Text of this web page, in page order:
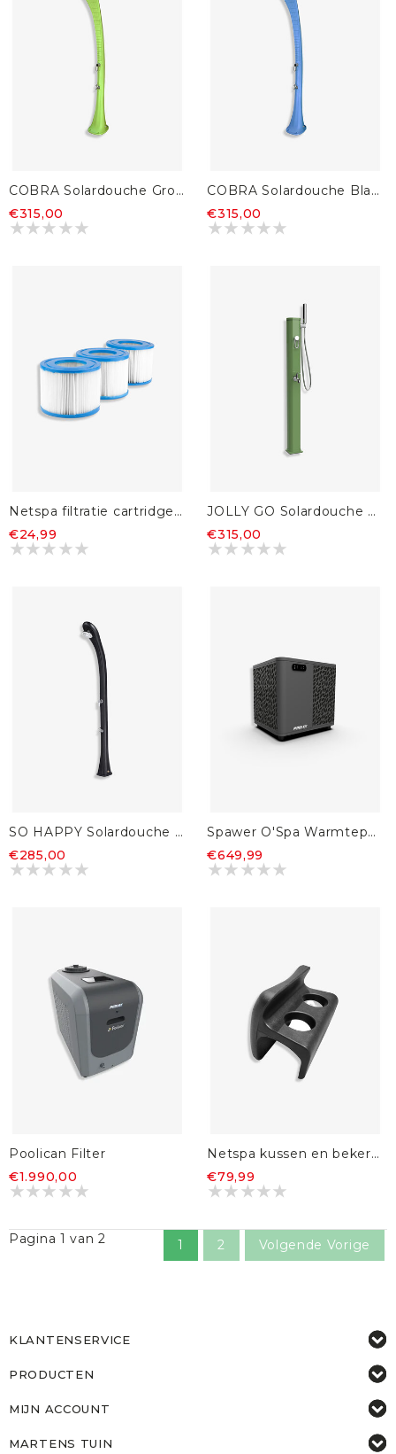
COBRA Solardouche Groen
€315,00
COBRA Solardouche Blauw
€315,00
Netspa filtratie cartridge - 3 stuks
€24,99
JOLLY GO Solardouche Reseda Groen
€315,00
SO HAPPY Solardouche Antraciet
€285,00
Spawer O'Spa Warmtepomp 3KW
€649,99
Poolican Filter
€1.990,00
Netspa kussen en bekerhouder
€79,99
Pagina 1 van 2 1 2 Volgende Vorige
KLANTENSERVICE
PRODUCTEN
MIJN ACCOUNT
MARTENS TUIN